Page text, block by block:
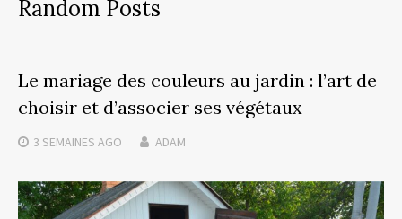
Random Posts
Le mariage des couleurs au jardin : l’art de
choisir et d’associer ses végétaux
3 SEMAINES AGO ADAM